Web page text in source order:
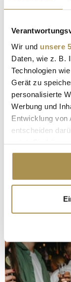
Wir und unsere
Daten, wie z. B.
Technologien
Gerät zu
personalisierte
Werbung und
Entwicklung von
entscheiden
Cookie-
Trigger Symbol
erfassen,
bestimmten
Erfahren Sie
verarbeitet